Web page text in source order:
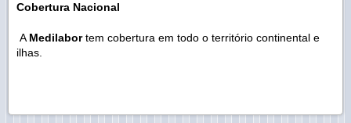
Cobertura Nacional
AMedilabortem cobertura em todo o território continental e
ilhas.